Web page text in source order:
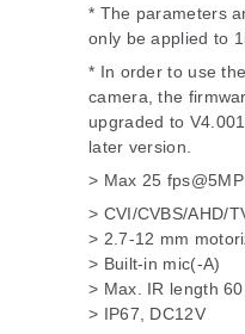
* The parameters
only be applied to
* In order to use
camera, the
upgraded to
later version.
> Max 25
> CVI/CVBS/AHD/
> 2.7-12 mm
> Built-in mic(-A)
> Max. IR length
> IP67, DC12V